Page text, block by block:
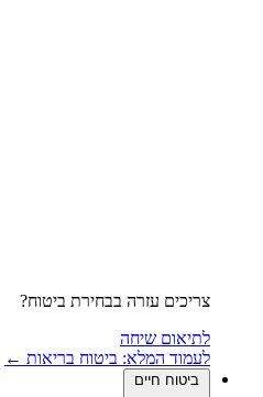
צריכים עזרה בבחירת ביטוח?
לתיאום שיחה
לעמוד המלא: ביטוח בריאות ←
ביטוח חיים